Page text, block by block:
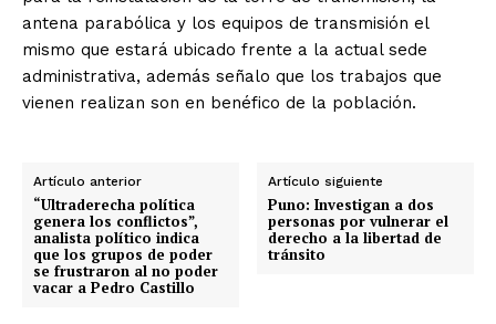
antena parabólica y los equipos de transmisión el
mismo que estará ubicado frente a la actual sede
administrativa, además señalo que los trabajos que
vienen realizan son en benéfico de la población.
Artículo anterior
“Ultraderecha política
genera los conflictos”,
analista político indica
que los grupos de poder
se frustraron al no poder
vacar a Pedro Castillo
Artículo siguiente
Puno: Investigan a dos
personas por vulnerar el
derecho a la libertad de
tránsito